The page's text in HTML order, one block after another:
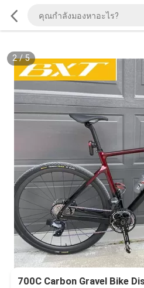
2/5
700C Carbon Gravel Bike